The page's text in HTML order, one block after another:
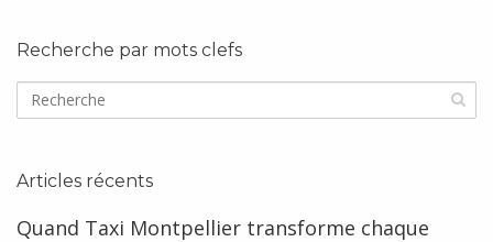
Recherche par mots clefs
Articles récents
Quand Taxi Montpellier transforme chaque